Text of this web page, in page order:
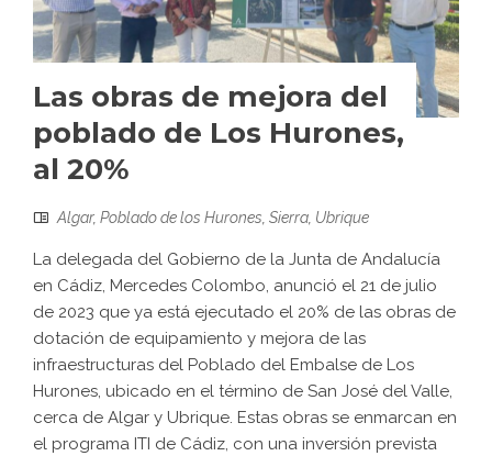
Las obras de mejora del
poblado de Los Hurones,
al 20%
Algar, Poblado de los Hurones Sierra Ubrique
La delegada del Gobierno de la Junta de Andalucía
en Cádiz, Mercedes Colombo, anunció el 21 de julio
de 2023 que ya está ejecutado el 20% de las obras de
dotación de equipamiento y mejora de las
infraestructuras del Poblado del Embalse de Los
Hurones, ubicado en el término de San José del Valle,
cerca de Algar y Ubrique. Estas obras se enmarcan en
el programa ITI de Cádiz, con una inversión prevista